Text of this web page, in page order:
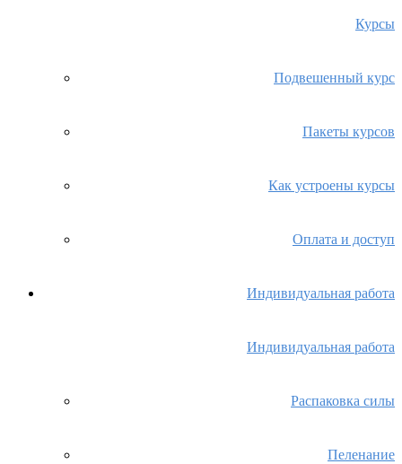
Курсы
Подвешенный курс
Пакеты курсов
Как устроены курсы
Оплата и доступ
Индивидуальная работа
Индивидуальная работа
Распаковка силы
Пеленание